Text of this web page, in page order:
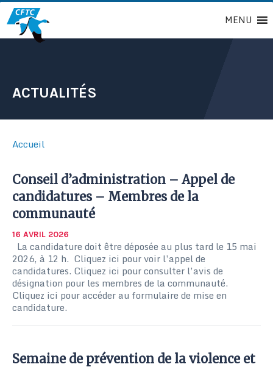
Passer
au
contenu
MENU
ACTUALITÉS
Accueil
Conseil d’administration – Appel de
candidatures – Membres de la
communauté
16 AVRIL 2026
La candidature doit être déposée au plus tard le 15 mai
2026, à 12 h. Cliquez ici pour voir l’appel de
candidatures. Cliquez ici pour consulter l’avis de
désignation pour les membres de la communauté.
Cliquez ici pour accéder au formulaire de mise en
candidature.
Semaine de prévention de la violence et